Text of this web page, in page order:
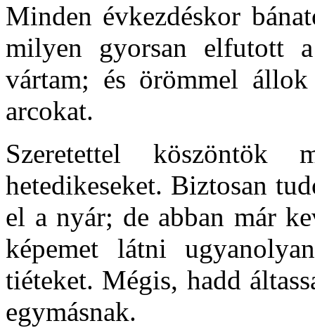
Minden évkezdéskor
milyen gyorsan elfutott
vártam; és örömmel
arcokat.
Szeretettel
hetedikeseket. Biztosan
el a nyár; de abban már
képemet látni
tiéteket. Mégis, hadd
egymásnak.